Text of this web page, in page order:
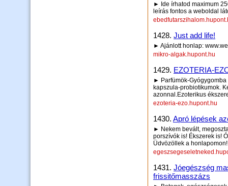
► Ide írhatod maximum
leírás fontos a weboldal
1428. Just add life!
► Ajánlott honlap:
mikro-algak.hupont.hu
1429. EZOTERIA-
► Parfümök-
kapszula-probiotikumok.
azonnal.Ezoterikus
ezoteria-ezo.hupont.hu
1430. Apró lépések
► Nekem bevált,
porszívók is! Ékszerek is!
Üdvözöllek a
1431. Jóegészség
frissitőmasszázs